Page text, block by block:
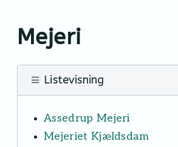
Mejeri
Listevisning
Assedrup Mejeri
Mejeriet Kjældsdam